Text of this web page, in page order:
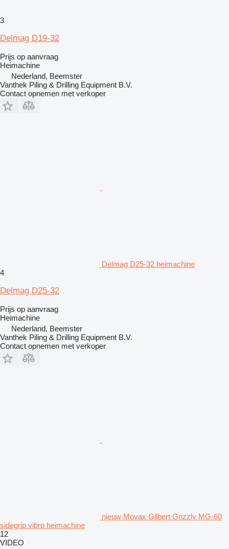
3
Delmag D19-32
Prijs op aanvraag
Heimachine
Nederland, Beemster
Vanthek Piling & Drilling Equipment B.V.
Contact opnemen met verkoper
Delmag D25-32 heimachine
4
Delmag D25-32
Prijs op aanvraag
Heimachine
Nederland, Beemster
Vanthek Piling & Drilling Equipment B.V.
Contact opnemen met verkoper
nieuw Movax Gilbert Grizzly MG-60
sidegrip vibro heimachine
12
VIDEO